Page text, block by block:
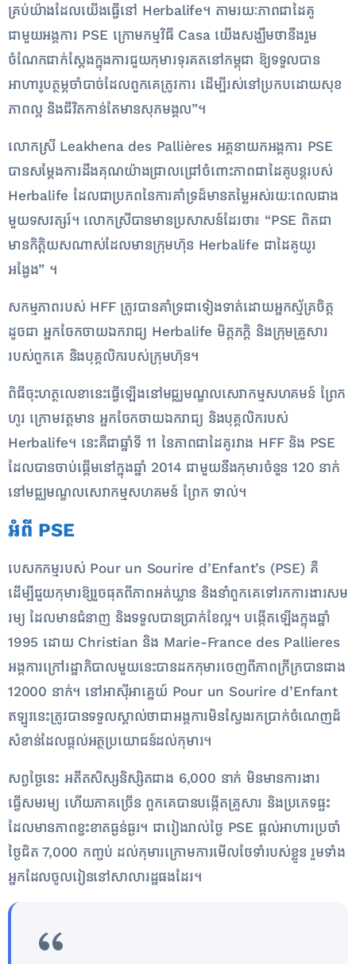
គ្រប់យ៉ាងដែលយើងធ្វើនៅ Herbalife។ តាមរយៈភាពជាដៃគូ
ជាមួយអង្គការ PSE ក្រោមកម្មវិធី Casa យើងសង្ឃឹមថានឹងរួម
ចំណែកជាក់ស្តែងក្នុងការជួយកុមារទុរគតនៅកម្ពុជា ឱ្យទទួលបាន
អាហារូបត្ថម្ភចាំបាច់ដែលពួកគេត្រូវការ ដើម្បីរស់នៅប្រកបដោយសុខ
ភាពល្អ និងជីវិតកាន់តែមានសុភមង្គល”។
លោកស្រី Leakhena des Pallières អគ្គនាយកអង្គការ PSE
បានសម្តែងការដឹងគុណយ៉ាងជ្រាលជ្រៅចំពោះភាពជាដៃគូបន្តរបស់
Herbalife ដែលជាប្រភពនៃការគាំទ្រដ៏មានតម្លៃអស់រយៈពេលជាង
មួយទសវត្សរ៍។ លោកស្រីបានមានប្រសាសន៍ដែរថា៖ “PSE ពិតជា
មានកិត្តិយសណាស់ដែលមានក្រុមហ៊ុន Herbalife ជាដៃគូយូរ
អង្វែង” ។
សកម្មភាពរបស់ HFF ត្រូវបានគាំទ្រជាទៀងទាត់ដោយអ្នកស្ម័គ្រចិត្ត
ដូចជា អ្នកចែកចាយឯករាជ្យ Herbalife មិត្តភក្តិ និងក្រុមគ្រួសារ
របស់ពួកគេ និងបុគ្គលិករបស់ក្រុមហ៊ុន។
ពិធីចុះហត្ថលេខានេះធ្វើឡើងនៅមជ្ឈមណ្ឌលសេវាកម្មសហគមន៍ ព្រែក
ហូរ ក្រោមវត្តមាន អ្នកចែកចាយឯករាជ្យ និងបុគ្គលិករបស់
Herbalife។ នេះគឺជាឆ្នាំទី 11 នៃភាពជាដៃគូរវាង HFF និង PSE
ដែលបានចាប់ផ្តើមនៅក្នុងឆ្នាំ 2014 ជាមួយនឹងកុមារចំនួន 120 នាក់
នៅមជ្ឈមណ្ឌលសេវាកម្មសហគមន៍ ព្រែក ទាល់។
អំពី PSE
បេសកកម្មរបស់ Pour un Sourire d’Enfant’s (PSE) គឺ
ដើម្បីជួយកុមារឱ្យរួចផុតពីភាពអត់ឃ្លាន និងនាំពួកគេទៅរកការងារសម
រម្យ ដែលមានជំនាញ និងទទួលបានប្រាក់ខែល្អ។ បង្កើតឡើងក្នុងឆ្នាំ
1995 ដោយ Christian និង Marie-France des Pallieres
អង្គការក្រៅរដ្ឋាភិបាលមួយនេះបានដកកុមារចេញពីភាពក្រីក្របានជាង
12000 នាក់។ នៅអាស៊ីអាគ្នេយ៍ Pour un Sourire d’Enfant
ឥឡូវនេះត្រូវបានទទួលស្គាល់ថាជាអង្គការមិនស្វែងរកប្រាក់ចំណេញដ៏
សំខាន់ដែលផ្តល់អត្ថប្រយោជន៍ដល់កុមារ។
សព្វថ្ងៃនេះ អតីតសិស្សនិស្សិតជាង 6,000 នាក់ មិនមានការងារ
ធ្វើសមរម្យ ហើយភាគច្រើន ពួកគេបានបង្កើតគ្រួសារ និងប្រភេទផ្ទះ
ដែលមានភាពខ្វះខាតធ្ងន់ធ្ងរ។ ជារៀងរាល់ថ្ងៃ PSE ផ្តល់អាហារប្រចាំ
ថ្ងៃជិត 7,000 កញ្ចប់ ដល់កុមារក្រោមការមើលថែទាំរបស់ខ្លួន រួមទាំង
អ្នកដែលចូលរៀននៅសាលារដ្ឋផងដែរ។